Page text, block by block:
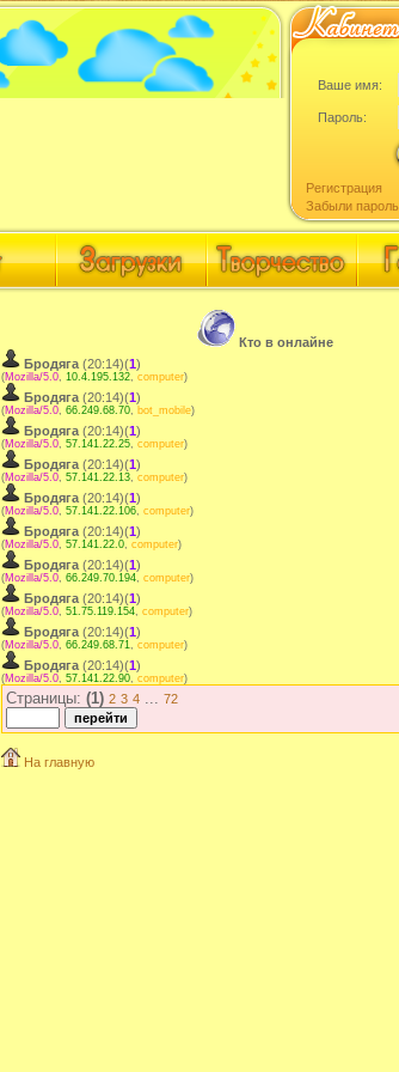
Ваше имя:
Пароль:
Регистрация
Забыли
Кто в онлайне
Бродяга (20:14)(1)
(Mozilla/5.0, 10.4.195.132, computer)
Бродяга (20:14)(1)
(Mozilla/5.0, 66.249.68.70, bot_mobile)
Бродяга (20:14)(1)
(Mozilla/5.0, 57.141.22.25, computer)
Бродяга (20:14)(1)
(Mozilla/5.0, 57.141.22.13, computer)
Бродяга (20:14)(1)
(Mozilla/5.0, 57.141.22.106, computer)
Бродяга (20:14)(1)
(Mozilla/5.0, 57.141.22.0, computer)
Бродяга (20:14)(1)
(Mozilla/5.0, 66.249.70.194, computer)
Бродяга (20:14)(1)
(Mozilla/5.0, 51.75.119.154, computer)
Бродяга (20:14)(1)
(Mozilla/5.0, 66.249.68.71, computer)
Бродяга (20:14)(1)
(Mozilla/5.0, 57.141.22.90, computer)
Страницы: (1) 2 3 4 ... 72
На главную